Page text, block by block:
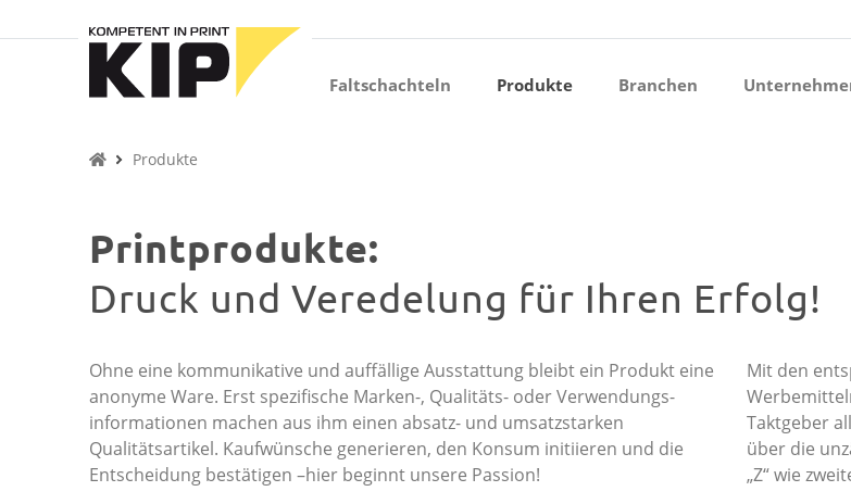
öffnen Untermenü öffnen
Untermenü schließen
Faltschachteln
Untermenü schließen
Produkte
Untermenü schließen
Branchen
Untermenü schließen
Unternehmen
Untermenü schließen
Kontakt
Faltschachteln Produkte Branchen
Produkte
Printprodukte:
Druck und Veredelung für Ihren Erfolg!
Ohne eine kommunikative und auffällige Ausstattung bleibt ein Produkt eine
anonyme Ware. Erst spezifische Marken-, Qualitäts- oder Verwendungs­
informationen machen aus ihm einen absatz- und umsatzstarken
Qualitätsartikel. Kaufwünsche generieren, den Konsum initiieren und die
Entscheidung bestätigen –hier beginnt unsere Passion!
Mit den
Taktgeber
über die
„Z“ wie